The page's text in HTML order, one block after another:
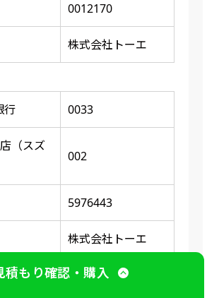
0012170
株式会社トーエ
行 0033
（スズ
002
5976443
株式会社トーエ
確認後に商品の印刷又は発送
積もり確認・購入